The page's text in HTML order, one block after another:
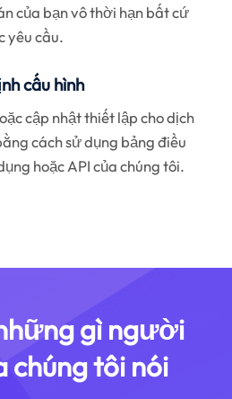
của bạn vô thời hạn bất cứ
yêu cầu.
cấu hình
cập nhật thiết lập cho dịch
cách sử dụng bảng điều
hoặc API của chúng tôi.
gì người
chúng tôi nói